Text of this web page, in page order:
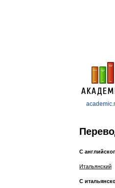
С
Итальянский
С